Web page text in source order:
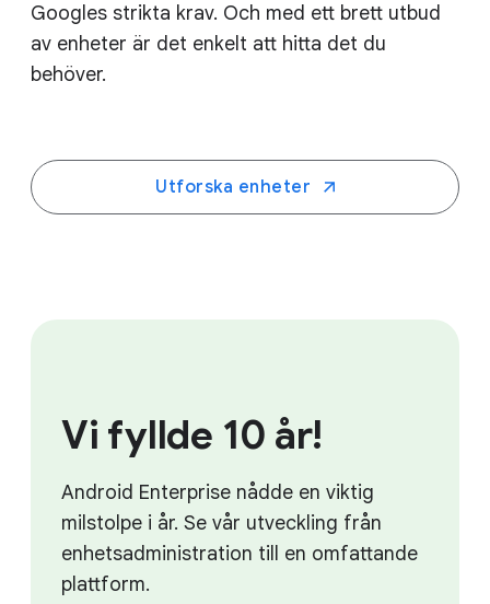
Googles strikta krav. Och med ett brett utbud
av enheter är det enkelt att hitta det du
behöver.
Utforska enheter
Vi fyllde 10 år!
Android Enterprise nådde en viktig
milstolpe i år. Se vår utveckling från
enhetsadministration till en omfattande
plattform.